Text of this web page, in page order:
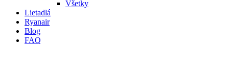
Všetky
Lietadlá
Ryanair
Blog
FAQ